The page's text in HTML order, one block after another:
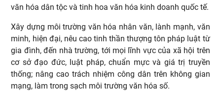
văn hóa dân tộc và tinh hoa văn hóa kinh doanh quốc tế.
Xây dựng môi trường văn hóa nhân văn, lành mạnh, văn
minh, hiện đại, nêu cao tinh thần thượng tôn pháp luật từ
gia đình, đến nhà trường, tới mọi lĩnh vực của xã hội trên
cơ sở đạo đức, luật pháp, chuẩn mực và giá trị truyền
thống; nâng cao trách nhiệm công dân trên không gian
mạng, làm trong sạch môi trường văn hóa số.